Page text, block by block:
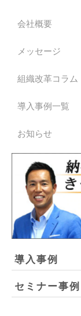
会社概要
メッセージ
組織改革コラム
導入事例一覧
お知らせ
導入事例
セミナー事例